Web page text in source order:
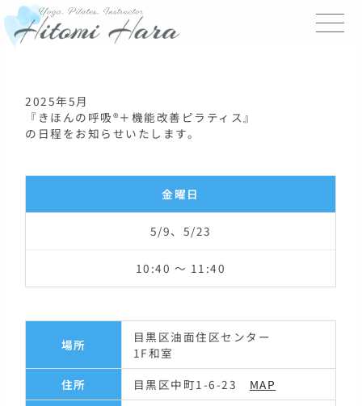
容
を
2025年5月
『きほんの呼吸®＋機能改善ピラティス』
の日程をお知らせいたします。
金曜日
5/9、5/23
10:40 〜 11:40
場所
目黒区油面住区センター
1F和室
住所
目黒区中町1-6-23 MAP